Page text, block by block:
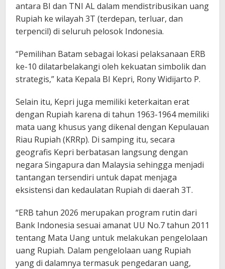
antara BI dan TNI AL dalam mendistribusikan uang
Rupiah ke wilayah 3T (terdepan, terluar, dan
terpencil) di seluruh pelosok Indonesia.
“Pemilihan Batam sebagai lokasi pelaksanaan ERB
ke-10 dilatarbelakangi oleh kekuatan simbolik dan
strategis,” kata Kepala BI Kepri, Rony Widijarto P.
Selain itu, Kepri juga memiliki keterkaitan erat
dengan Rupiah karena di tahun 1963-1964 memiliki
mata uang khusus yang dikenal dengan Kepulauan
Riau Rupiah (KRRp). Di samping itu, secara
geografis Kepri berbatasan langsung dengan
negara Singapura dan Malaysia sehingga menjadi
tantangan tersendiri untuk dapat menjaga
eksistensi dan kedaulatan Rupiah di daerah 3T.
“ERB tahun 2026 merupakan program rutin dari
Bank Indonesia sesuai amanat UU No.7 tahun 2011
tentang Mata Uang untuk melakukan pengelolaan
uang Rupiah. Dalam pengelolaan uang Rupiah
yang di dalamnya termasuk pengedaran uang,